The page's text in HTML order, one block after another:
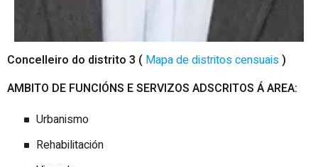
Concelleiro do distrito 3 ( Mapa de distritos censuais)
AMBITO DE FUNCIÓNS E SERVIZOS ADSCRITOS ÁAREA:
Urbanismo
Rehabilitación